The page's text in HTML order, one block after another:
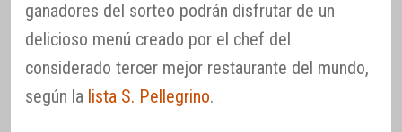
ganadores del sorteo podrán disfrutar de un
delicioso menú creado por el chef del
considerado tercer mejor restaurante del mundo,
según la lista S. Pellegrino.